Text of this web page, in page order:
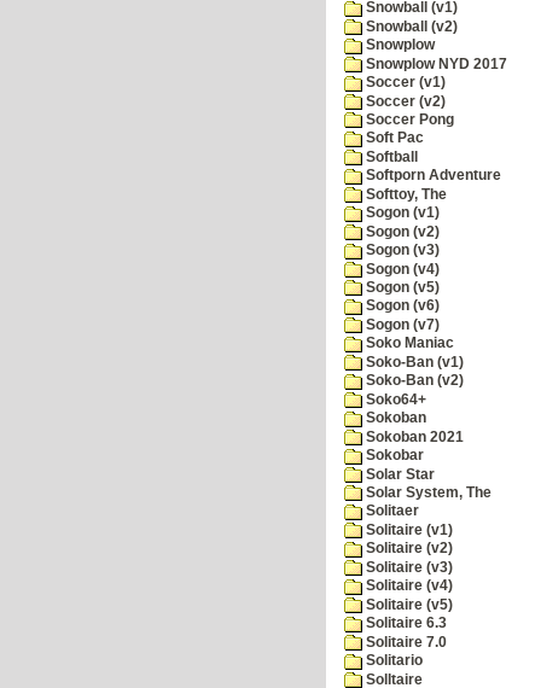
Snowball (v1)
Snowball (v2)
Snowplow
Snowplow NYD 2017
Soccer (v1)
Soccer (v2)
Soccer Pong
Soft Pac
Softball
Softporn Adventure
Softtoy, The
Sogon (v1)
Sogon (v2)
Sogon (v3)
Sogon (v4)
Sogon (v5)
Sogon (v6)
Sogon (v7)
Soko Maniac
Soko-Ban (v1)
Soko-Ban (v2)
Soko64+
Sokoban
Sokoban 2021
Sokobar
Solar Star
Solar System, The
Solitaer
Solitaire (v1)
Solitaire (v2)
Solitaire (v3)
Solitaire (v4)
Solitaire (v5)
Solitaire 6.3
Solitaire 7.0
Solitario
Solltaire